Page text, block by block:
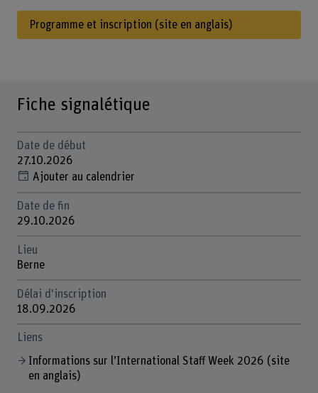
Programme et inscription (site en anglais)
Fiche signalétique
Date de début
27.10.2026
Ajouter au calendrier
Date de fin
29.10.2026
Lieu
Berne
Délai d'inscription
18.09.2026
Liens
Informations sur l’International Staff Week 2026 (site
en anglais)